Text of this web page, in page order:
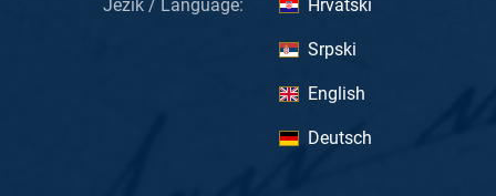
Jezik / Language: Hrvatski
Srpski
English
Deutsch